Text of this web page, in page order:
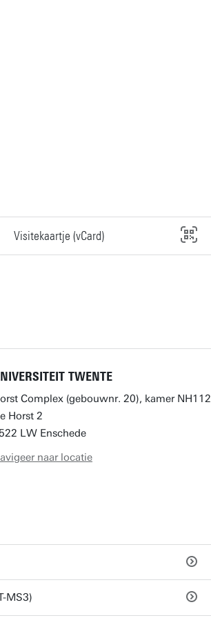
Visitekaartje (vCard)
TWENTE
Complex (gebouwnr. 20), kamer NH112
Horst 2
LW Enschede
naar locatie
MS3)